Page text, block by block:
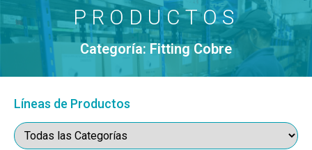
PRODUCTOS
Categoría: Fitting Cobre
Líneas de Productos